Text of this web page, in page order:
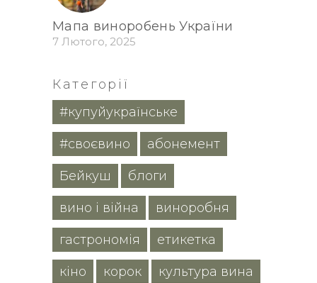
Мапа виноробень України
7 Лютого, 2025
Категорії
#купуйукраїнське
#своєвино абонемент
Бейкуш блоги
вино і війна виноробня
гастрономія етикетка
кіно корок культура вина